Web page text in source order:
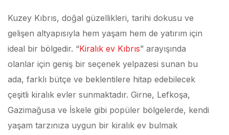
Kuzey Kıbrıs, doğal güzellikleri, tarihi dokusu ve
gelişen altyapısıyla hem yaşam hem de yatırım için
ideal bir bölgedir. “Kiralık ev Kıbrıs” arayışında
olanlar için geniş bir seçenek yelpazesi sunan bu
ada, farklı bütçe ve beklentilere hitap edebilecek
çeşitli kiralık evler sunmaktadır. Girne, Lefkoşa,
Gazimağusa ve İskele gibi popüler bölgelerde, kendi
yaşam tarzınıza uygun bir kiralık ev bulmak